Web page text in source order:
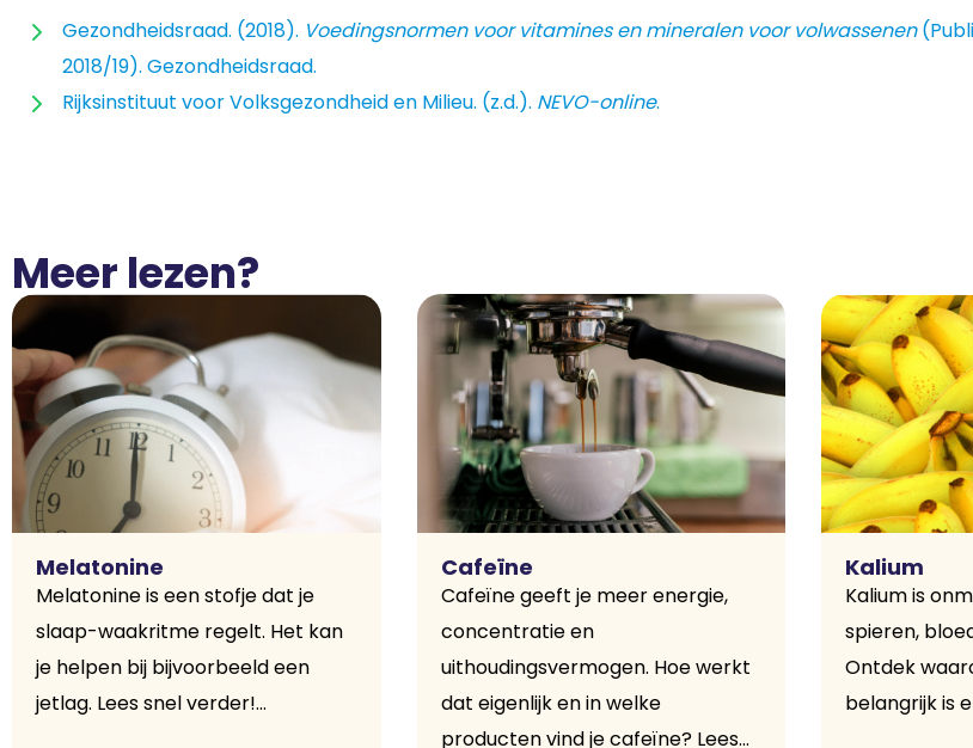
Gezondheidsraad. (2018). Voedingsnormen voor vitamines en mineralen voor volwassenen
2018/19). Gezondheidsraad.
Rijksinstituut voor Volksgezondheid en Milieu. (z.d.). NEVO-online.
Meer lezen?
Melatonine
Melatonine is een stofje dat je
slaap-waakritme regelt. Het kan
je helpen bij bijvoorbeeld een
jetlag. Lees snel verder!...
Cafeïne
Cafeïne geeft je meer energie,
concentratie en
uithoudingsvermogen. Hoe werkt
dat eigenlijk en in welke
producten vind je cafeïne? Lees...
Kalium
Kalium is
spieren,
Ontdek
belangrijk is